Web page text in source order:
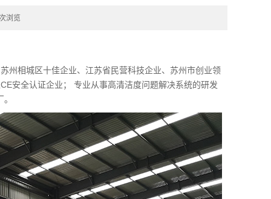
浏览
州相城区十佳企业、江苏省民营科技企业、苏州市创业领
安全认证企业； 专业从事高清洁度问题解决系统的研发